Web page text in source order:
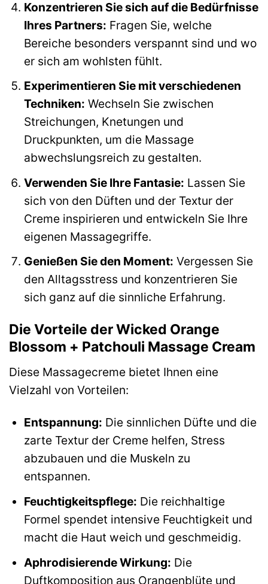
Konzentrieren Sie sich auf die Bedürfnisse
Ihres Partners: Fragen Sie, welche
Bereiche besonders verspannt sind und wo
er sich am wohlsten fühlt.
Experimentieren Sie mit verschiedenen
Techniken: Wechseln Sie zwischen
Streichungen, Knetungen und
Druckpunkten, um die Massage
abwechslungsreich zu gestalten.
Verwenden Sie Ihre Fantasie: Lassen Sie
sich von den Düften und der Textur der
Creme inspirieren und entwickeln Sie Ihre
eigenen Massagegriffe.
Genießen Sie den Moment: Vergessen Sie
den Alltagsstress und konzentrieren Sie
sich ganz auf die sinnliche Erfahrung.
Die Vorteile der Wicked Orange
Blossom + Patchouli Massage Cream
Diese Massagecreme bietet Ihnen eine
Vielzahl von Vorteilen:
Entspannung: Die sinnlichen Düfte und die
zarte Textur der Creme helfen, Stress
abzubauen und die Muskeln zu
entspannen.
Feuchtigkeitspflege: Die reichhaltige
Formel spendet intensive Feuchtigkeit und
macht die Haut weich und geschmeidig.
Aphrodisierende Wirkung: Die
Duftkomposition aus Orangenblüte und